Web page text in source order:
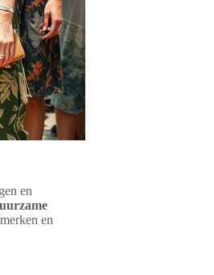
en
en